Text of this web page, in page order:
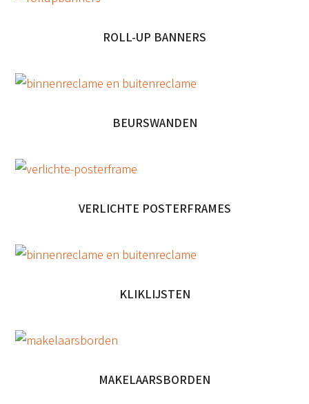
ROLL-UP BANNERS
BEURSWANDEN
VERLICHTE POSTERFRAMES
KLIKLIJSTEN
MAKELAARSBORDEN